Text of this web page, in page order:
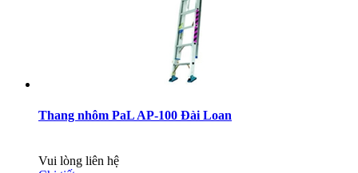
Thang nhôm PaL AP-100 Đài Loan
Vui lòng liên hệ